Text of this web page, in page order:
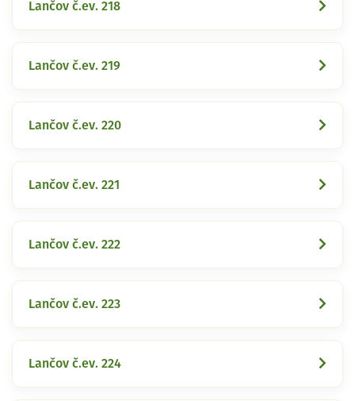
Lančov č.ev. 218
Lančov č.ev. 219
Lančov č.ev. 220
Lančov č.ev. 221
Lančov č.ev. 222
Lančov č.ev. 223
Lančov č.ev. 224